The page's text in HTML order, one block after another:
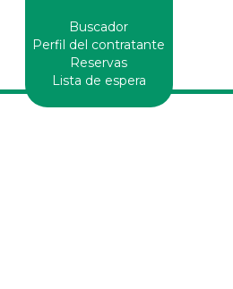
Header
Buscador
Perfil del contratante
Reservas
Lista de espera